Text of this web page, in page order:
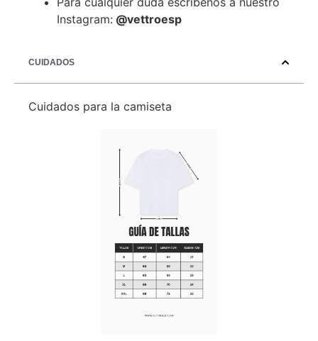
Instagram: @vettroesp
CUIDADOS
Cuidados para la camiseta